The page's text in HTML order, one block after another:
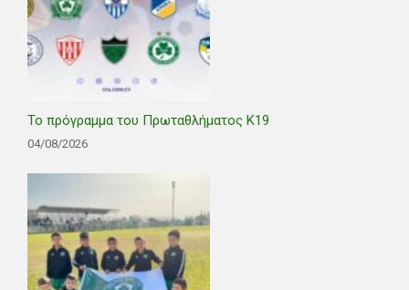
Το πρόγραμμα του Πρωταθλήματος Κ19
04/08/2026